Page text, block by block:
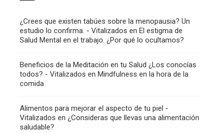
¿Crees que existen tabúes sobre la menopausia? Un
estudio lo confirma. - Vitalizados en El estigma de
Salud Mental en el trabajo. ¿Por qué lo ocultamos?
Beneficios de la Meditación en tu Salud ¿Los conocías
todos? - Vitalizados en Mindfulness en la hora de la
comida
Alimentos para mejorar el aspecto de tu piel -
Vitalizados en ¿Consideras que llevas una alimentación
saludable?